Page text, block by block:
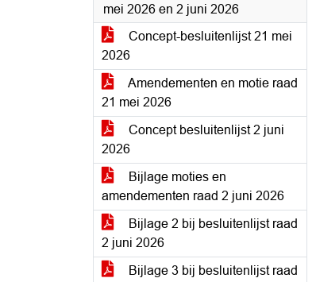
mei 2026 en 2 juni 2026
Concept-besluitenlijst 21 mei
2026
Amendementen en motie raad
21 mei 2026
Concept besluitenlijst 2 juni
2026
Bijlage moties en
amendementen raad 2 juni 2026
Bijlage 2 bij besluitenlijst raad
2 juni 2026
Bijlage 3 bij besluitenlijst raad